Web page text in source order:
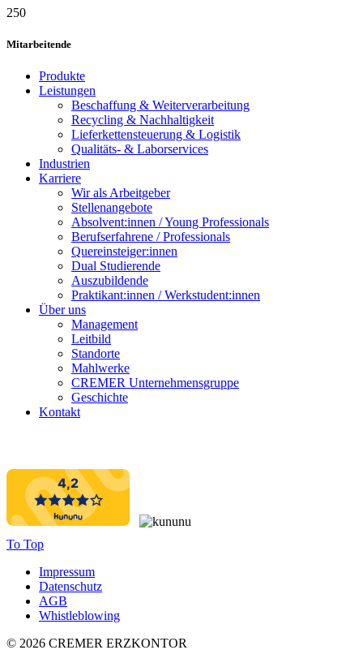
250
Mitarbeitende
Produkte
Leistungen
Beschaffung & Weiterverarbeitung
Recycling & Nachhaltigkeit
Lieferkettensteuerung & Logistik
Qualitäts- & Laborservices
Industrien
Karriere
Wir als Arbeitgeber
Stellenangebote
Absolvent:innen / Young Professionals
Berufserfahrene / Professionals
Quereinsteiger:innen
Dual Studierende
Auszubildende
Praktikant:innen / Werkstudent:innen
Über uns
Management
Leitbild
Standorte
Mahlwerke
CREMER Unternehmensgruppe
Geschichte
Kontakt
To Top
Impressum
Datenschutz
AGB
Whistleblowing
© 2026 CREMER ERZKONTOR